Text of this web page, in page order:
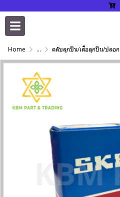
Home ... ตลับลูกปืน/เสื้อลูกปืน/ปลอกปรับเพลา/แหวนกำหนด/เพลาฮาร์ดโครม